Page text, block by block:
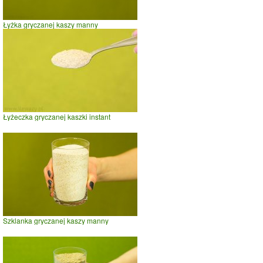
Łyżka gryczanej kaszy manny
Łyżeczka gryczanej kaszki instant
Szklanka gryczanej kaszy manny